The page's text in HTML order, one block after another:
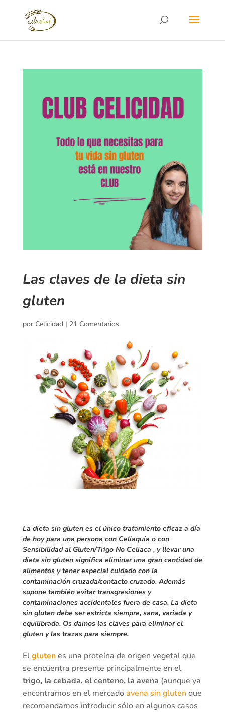
Las claves de la dieta sin
gluten
por Celicidad| 21 Comentarios
La dieta sin gluten es el único tratamiento eficaz a día
de hoy para una persona con Celiaquía o con
Sensibilidad al Gluten/Trigo No Celiaca , y llevar una
dieta sin gluten significa eliminar una gran cantidad de
alimentos y tener especial cuidado con la
contaminación cruzada/contacto cruzado. Además
supone también evitar transgresiones y
contaminaciones accidentales fuera de casa. La dieta
sin gluten debe ser estricta siempre, sana, variada y
equilibrada. Os damos las claves para eliminar el
gluteny las trazas para siempre.
Elglutenes una proteína de origen vegetal que
se encuentra presente principalmente en el
trigo, la cebada, el centeno, la avena (aunque ya
encontramos en el mercadoavena sin gluten que
recomendamos introducir sólo en algunos casos